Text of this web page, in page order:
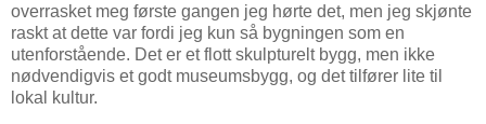
overrasket meg første gangen jeg hørte det, men jeg skjønte
raskt at dette var fordi jeg kun så bygningen som en
utenforstående. Det er et flott skulpturelt bygg, men ikke
nødvendigvis et godt museumsbygg, og det tilfører lite til
lokal kultur.